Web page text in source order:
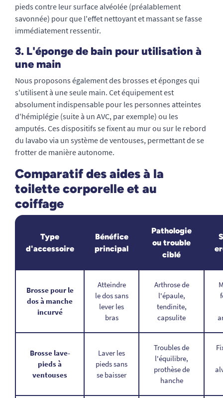
pieds contre leur surface alvéolée (préalablement
savonnée) pour que l'effet nettoyant et massant se fasse
immédiatement ressentir.
3. L'éponge de bain pour utilisation à
une main
Nous proposons également des brosses et éponges qui
s'utilisent à une seule main. Cet équipement est
absolument indispensable pour les personnes atteintes
d'hémiplégie (suite à un AVC, par exemple) ou les
amputés. Ces dispositifs se fixent au mur ou sur le rebord
du lavabo via un système de ventouses, permettant de se
frotter de manière autonome.
Comparatif des aides à la
toilette corporelle et au
coiffage
Type
d'accessoire
Bénéfice
principal
Pathologie
ou trouble
ciblé
Brosse pour le
dos à manche
incurvé
Atteindre
le dos sans
lever les
bras
Arthrose de
l'épaule,
tendinite,
capsulite
Brosse lave-
pieds à
ventouses
Laver les
pieds sans
se baisser
Troubles de
l'équilibre,
prothèse de
hanche